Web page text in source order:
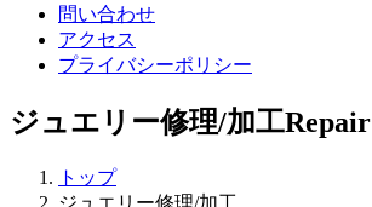
問い合わせ
アクセス
プライバシーポリシー
ジュエリー修理/加工Repair
トップ
ジュエリー修理/加工